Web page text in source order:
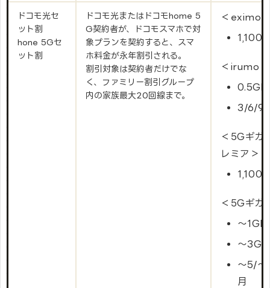
ドコモ光セ
ット割
hone 5Gセ
ット割
ドコモ光またはドコモhome 5
G契約者が、ドコモスマホで対
象プランを契約すると、スマ
ホ料金が永年割引される。
割引対象は契約者だけでな
く、ファミリー割引グループ
内の家族最大20回線まで。
＜eximo
1,100
＜irumo＞
0.5GB
3/6/
＜5Gギガ
レミア＞
1,100
＜5Gギガ
～1GB
～
～5/～
月